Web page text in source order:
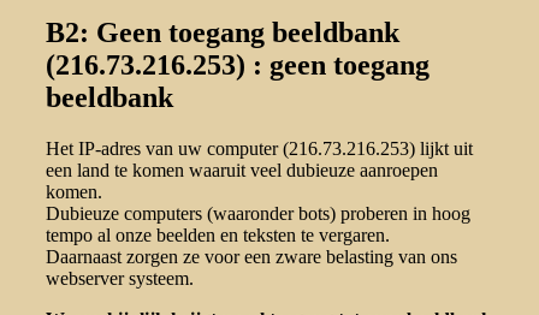
B2: Geen toegang beeldbank
(216.73.216.253) : geen toegang
beeldbank
Het IP-adres van uw computer (216.73.216.253) lijkt uit
een land te komen waaruit veel dubieuze aanroepen
komen.
Dubieuze computers (waaronder bots) proberen in hoog
tempo al onze beelden en teksten te vergaren.
Daarnaast zorgen ze voor een zware belasting van ons
webserver systeem.